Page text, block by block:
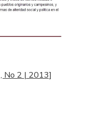
No 2 | 2013]